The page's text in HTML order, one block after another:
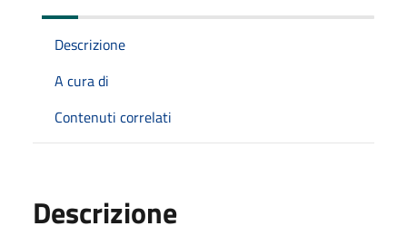
Descrizione
A cura di
Contenuti correlati
Descrizione